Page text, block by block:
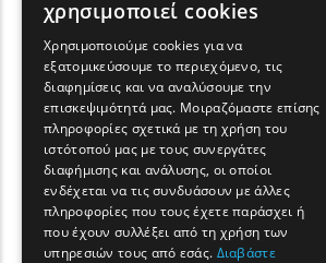
FRENCH
BULGARIAN
ROMANIAN
TURKISH
χρησιμοποιεί cookies
Χρησιμοποιούμε cookies για να
εξατομικεύσουμε το περιεχόμενο, τις
διαφημίσεις και να αναλύσουμε την
επισκεψιμότητά μας. Μοιραζόμαστε επίσης
πληροφορίες σχετικά με τη χρήση του
ιστότοπού μας με τους συνεργάτες
διαφήμισης και ανάλυσης, οι οποίοι
ενδέχεται να τις συνδυάσουν με άλλες
πληροφορίες που τους έχετε παράσχει ή
που έχουν συλλέξει από τη χρήση των
υπηρεσιών τους από εσάς. Διαβάστε